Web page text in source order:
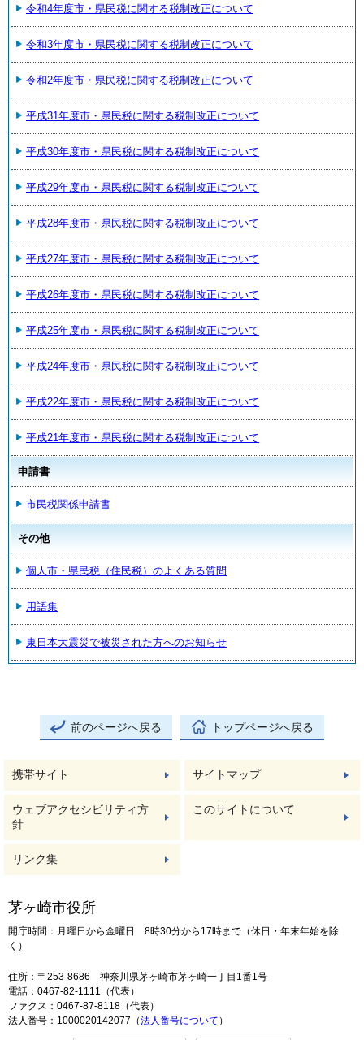
令和4年度市・県民税に関する税制改正について
令和3年度市・県民税に関する税制改正について
令和2年度市・県民税に関する税制改正について
平成31年度市・県民税に関する税制改正について
平成30年度市・県民税に関する税制改正について
平成29年度市・県民税に関する税制改正について
平成28年度市・県民税に関する税制改正について
平成27年度市・県民税に関する税制改正について
平成26年度市・県民税に関する税制改正について
平成25年度市・県民税に関する税制改正について
平成24年度市・県民税に関する税制改正について
平成22年度市・県民税に関する税制改正について
平成21年度市・県民税に関する税制改正について
申請書
市民税関係申請書
その他
個人市・県民税（住民税）のよくある質問
用語集
東日本大震災で被災された方へのお知らせ
前のページへ戻る トップページへ戻る
携帯サイト サイトマップ
ウェブアクセシビリティ方
針
このサイトについて
リンク集
茅ヶ崎市役所
開庁時間：月曜日から金曜日 8時30分から17時まで（休日・年末年始を除
く）
住所：〒253-8686 神奈川県茅ヶ崎市茅ヶ崎一丁目1番1号
電話：0467-82-1111（代表）
ファクス：0467-87-8118（代表）
法人番号：1000020142077（法人番号について ）